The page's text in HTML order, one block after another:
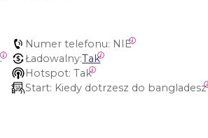
Numer telefonu: NIE
Ładowalny:Tak
Hotspot: Tak
Start: Kiedy dotrzesz do bangladesz